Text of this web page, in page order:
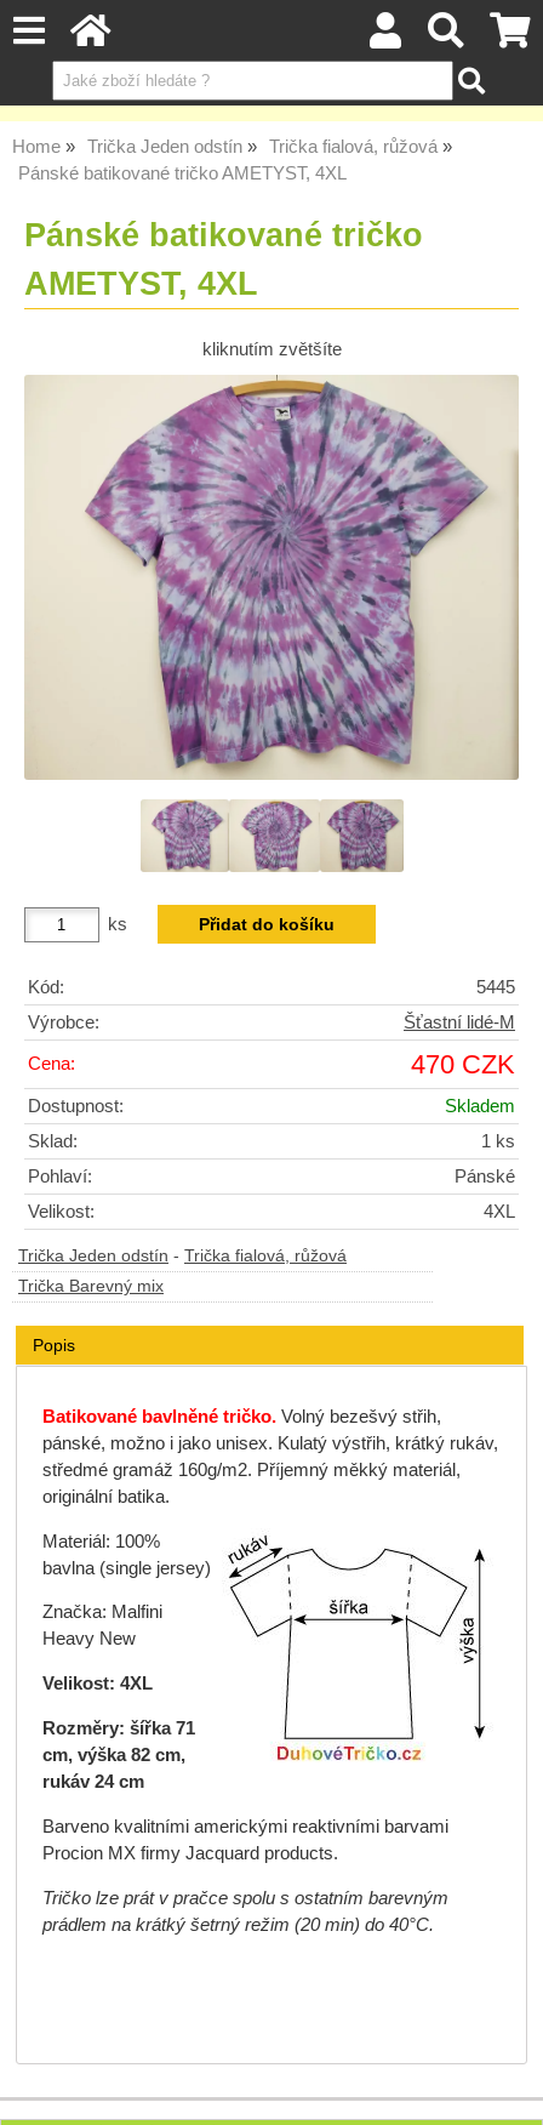
Home Trička Jeden odstín
Trička fialová, růžová
Pánské batikované tričko AMETYST, 4XL
Pánské batikované tričko
AMETYST, 4XL
kliknutím zvětšíte
ks
Kód:
5445
Výrobce:
Šťastní lidé-M
Cena: 470 CZK
Dostupnost:
Skladem
Sklad:
1 ks
Pohlaví:
Pánské
Velikost:
4XL
Trička Jeden odstín - Trička fialová, růžová
Trička Barevný mix
Popis
Batikované bavlněné tričko. Volný bezešvý střih,
pánské, možno i jako unisex. Kulatý výstřih, krátký rukáv,
středmé gramáž 160g/m2. Příjemný měkký materiál,
originální batika.
Materiál: 100%
bavlna (single jersey)
Značka: Malfini
Heavy New
Velikost: 4XL
Rozměry: šířka 71
cm, výška 82 cm,
rukáv 24 cm
Barveno kvalitními americkými reaktivními barvami
Procion MX firmy Jacquard products.
Tričko lze prát v pračce spolu s ostatním barevným
prádlem na krátký šetrný režim (20 min) do 40°C.